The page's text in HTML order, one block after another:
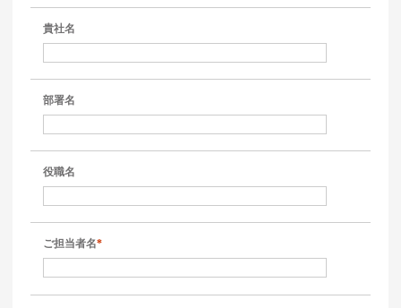
貴社名
部署名
役職名
ご担当者名*